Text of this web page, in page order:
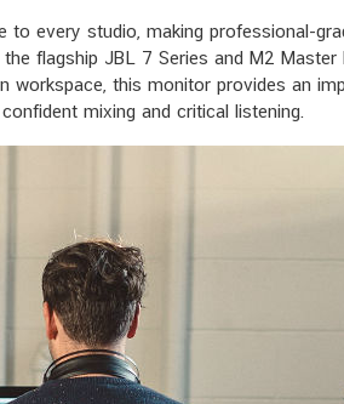
every studio, making professional-
flagship JBL 7 Series and M2 Master
this monitor provides an
mixing and critical listening.